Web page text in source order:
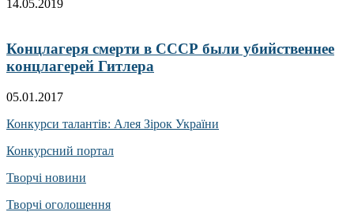
14.05.2019
Концлагеря смерти в СССР были убийственнее
концлагерей Гитлера
05.01.2017
Конкурси талантів: Алея Зірок України
Конкурсний портал
Творчі новини
Творчі оголошення